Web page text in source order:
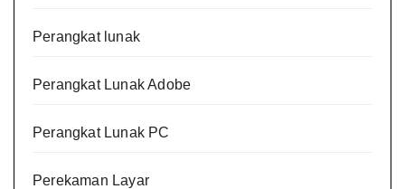
Perangkat lunak
Perangkat Lunak Adobe
Perangkat Lunak PC
Perekaman Layar